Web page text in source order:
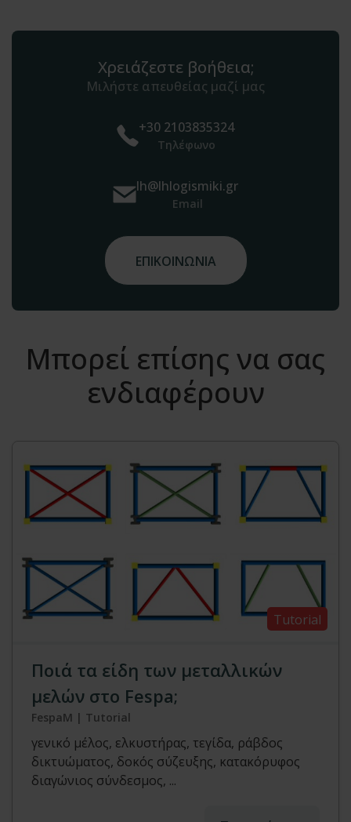
Χρειάζεστε βοήθεια;
Μιλήστε απευθείας μαζί μας
+30 2103835324
Τηλέφωνο
lh@lhlogismiki.gr
Email
ΕΠΙΚΟΙΝΩΝΙΑ
Μπορεί επίσης να σας
ενδιαφέρουν
Tutorial
Ποιά τα είδη των μεταλλικών
μελών στο Fespa;
FespaM | Tutorial
γενικό μέλος, ελκυστήρας, τεγίδα, ράβδος
δικτυώματος, δοκός σύζευξης, κατακόρυφος
διαγώνιος σύνδεσμος, ...